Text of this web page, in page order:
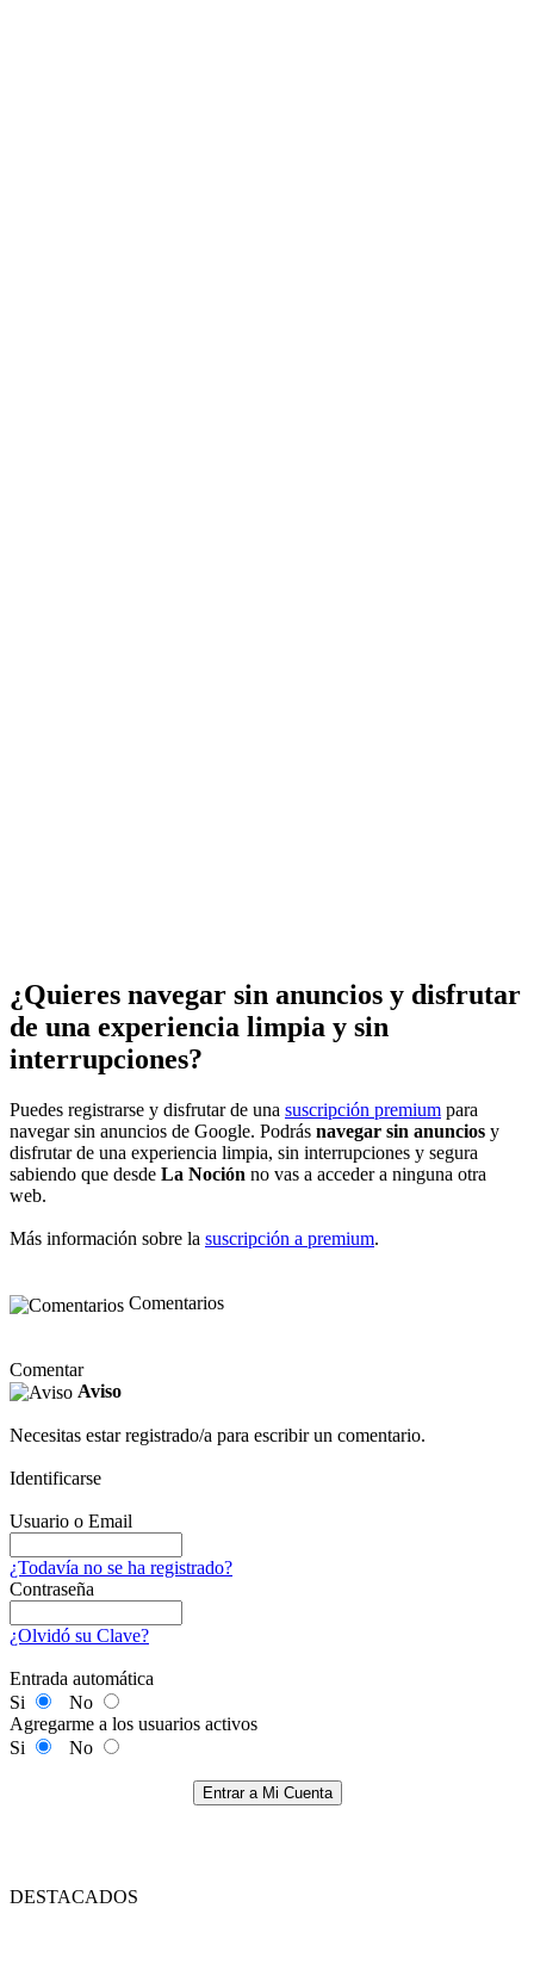
¿Quieres navegar sin anuncios y disfrutar
de una experiencia limpia y sin
interrupciones?
Puedes registrarse y disfrutar de una suscripción premium para
navegar sin anuncios de Google. Podrás navegar sin anuncios y
disfrutar de una experiencia limpia, sin interrupciones y segura
sabiendo que desde La Noción no vas a acceder a ninguna otra
web.
Más información sobre la suscripción a premium.
Comentarios
Comentar
Aviso
Necesitas estar registrado/a para escribir un comentario.
Identificarse
Usuario o Email
¿Todavía no se ha registrado?
Contraseña
¿Olvidó su Clave?
Entrada automática
Si
No
Agregarme a los usuarios activos
Si
No
Entrar a Mi Cuenta
DESTACADOS